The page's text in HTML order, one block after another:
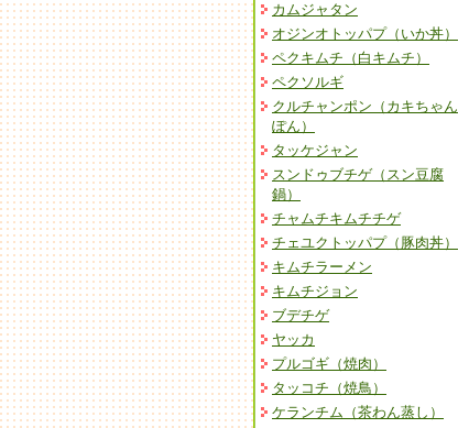
カムジャタン
オジンオトッパプ（いか丼）
ペクキムチ（白キムチ）
ペクソルギ
クルチャンポン（カキちゃん
ぽん）
タッケジャン
スンドゥブチゲ（スン豆腐
鍋）
チャムチキムチチゲ
チェユクトッパプ（豚肉丼）
キムチラーメン
キムチジョン
ブデチゲ
ヤッカ
プルゴギ（焼肉）
タッコチ（焼鳥）
ケランチム（茶わん蒸し）